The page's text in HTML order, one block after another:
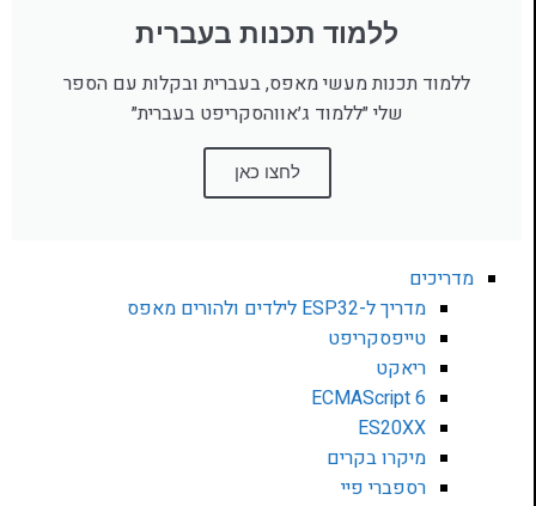
ללמוד תכנות בעברית
ללמוד תכנות מעשי מאפס, בעברית ובקלות עם הספר
שלי ״ללמוד ג׳אווהסקריפט בעברית״
לחצו כאן
מדריכים
מדריך ל-ESP32 לילדים ולהורים מאפס
טייפסקריפט
ריאקט
ECMAScript 6
ES20XX
מיקרו בקרים
רספברי פיי